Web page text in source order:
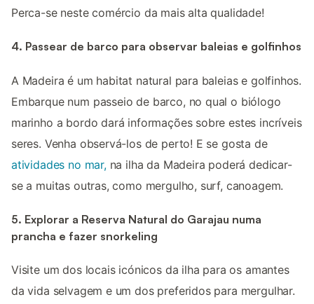
Perca-se neste comércio da mais alta qualidade!
4. Passear de barco para observar baleias e golfinhos
A Madeira é um habitat natural para baleias e golfinhos.
Embarque num passeio de barco, no qual o biólogo
marinho a bordo dará informações sobre estes incríveis
seres. Venha observá-los de perto! E se gosta de
atividades no mar,na ilha da Madeira poderá dedicar-
se a muitas outras, como mergulho, surf, canoagem.
5. Explorar a Reserva Natural do Garajau numa
prancha e fazer snorkeling
Visite um dos locais icónicos da ilha para os amantes
da vida selvagem e um dos preferidos para mergulhar.